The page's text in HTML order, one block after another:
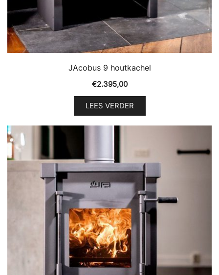
JAcobus 9 houtkachel
€2.395,00
LEES VERDER